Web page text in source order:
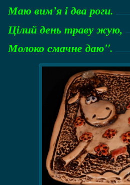
Маю вим’я і два роги.
Цілий день траву жую,
Молоко смачне даю".